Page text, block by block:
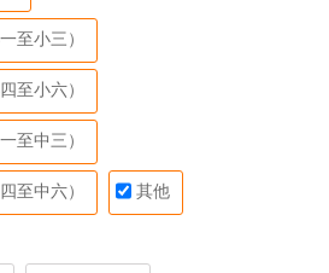
至小三）
至小六）
至中三）
至中六） 其他